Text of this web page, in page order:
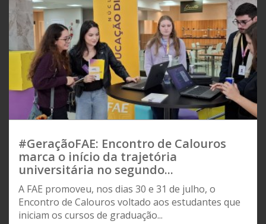
#GeraçãoFAE: Encontro de Calouros
marca o início da trajetória
universitária no segundo...
A FAE promoveu, nos dias 30 e 31 de julho, o
Encontro de Calouros voltado aos estudantes que
iniciam os cursos de graduação...